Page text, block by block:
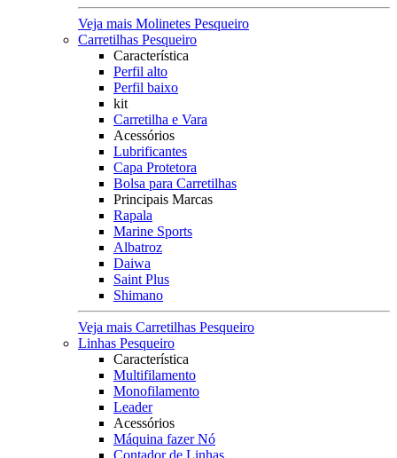
Veja mais Molinetes Pesqueiro
Carretilhas Pesqueiro
Característica
Perfil alto
Perfil baixo
kit
Carretilha e Vara
Acessórios
Lubrificantes
Capa Protetora
Bolsa para Carretilhas
Principais Marcas
Rapala
Marine Sports
Albatroz
Daiwa
Saint Plus
Shimano
Veja mais Carretilhas Pesqueiro
Linhas Pesqueiro
Característica
Multifilamento
Monofilamento
Leader
Acessórios
Máquina fazer Nó
Contador de Linhas